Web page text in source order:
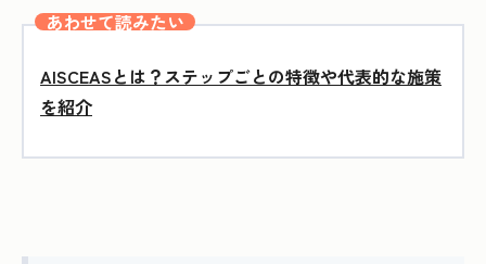
あわせて読みたい
AISCEASとは？ステップごとの特徴や代表的な施策
を紹介